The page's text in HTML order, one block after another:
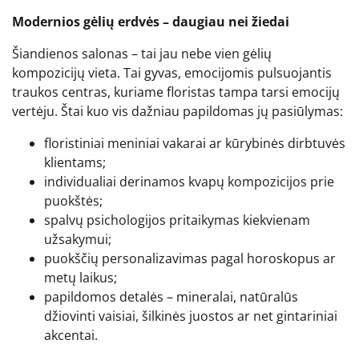
Modernios gėlių erdvės – daugiau nei žiedai
Šiandienos salonas – tai jau nebe vien gėlių
kompozicijų vieta. Tai gyvas, emocijomis pulsuojantis
traukos centras, kuriame floristas tampa tarsi emocijų
vertėju. Štai kuo vis dažniau papildomas jų pasiūlymas:
floristiniai meniniai vakarai ar kūrybinės dirbtuvės
klientams;
individualiai derinamos kvapų kompozicijos prie
puokštės;
spalvų psichologijos pritaikymas kiekvienam
užsakymui;
puokščių personalizavimas pagal horoskopus ar
metų laikus;
papildomos detalės – mineralai, natūralūs
džiovinti vaisiai, šilkinės juostos ar net gintariniai
akcentai.